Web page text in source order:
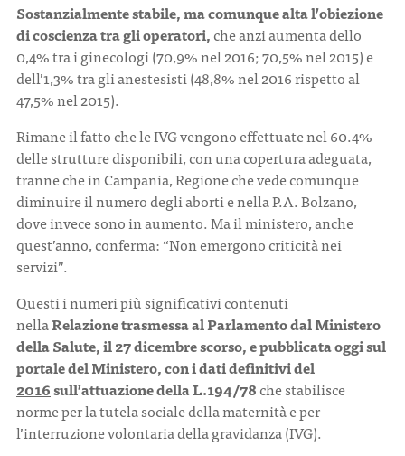
Sostanzialmente stabile, ma comunque alta l’obiezione
di coscienza tra gli operatori,che anzi aumenta dello
0,4% tra i ginecologi (70,9% nel 2016; 70,5% nel 2015) e
dell’1,3% tra gli anestesisti (48,8% nel 2016 rispetto al
47,5% nel 2015).
Rimane il fatto che le IVG vengono effettuate nel 60.4%
delle strutture disponibili, con una copertura adeguata,
tranne che in Campania, Regione che vede comunque
diminuire il numero degli aborti e nella P.A. Bolzano,
dove invece sono in aumento. Ma il ministero, anche
quest’anno, conferma: “Non emergono criticità nei
servizi”.
Questi i numeri più significativi contenuti
nellaRelazione trasmessa al Parlamento dal Ministero
della Salute, il 27 dicembre scorso, e pubblicata oggi sul
portale del Ministero, coni dati definitivi del
2016sull’attuazione della L.194/78che stabilisce
norme per la tutela sociale della maternità e per
l’interruzione volontaria della gravidanza (IVG).